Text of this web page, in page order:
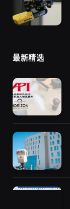
最新精选